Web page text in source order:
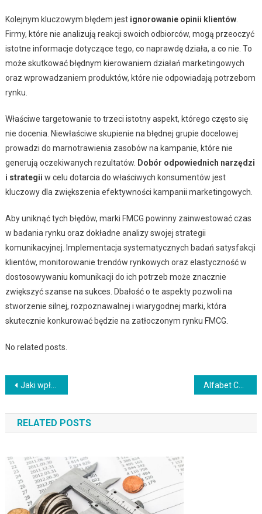
Kolejnym kluczowym błędem jest ignorowanie opinii klientów.
Firmy, które nie analizują reakcji swoich odbiorców, mogą przeoczyć
istotne informacje dotyczące tego, co naprawdę działa, a co nie. To
może skutkować błędnym kierowaniem działań marketingowych
oraz wprowadzaniem produktów, które nie odpowiadają potrzebom
rynku.
Właściwe targetowanie to trzeci istotny aspekt, którego często się
nie docenia. Niewłaściwe skupienie na błędnej grupie docelowej
prowadzi do marnotrawienia zasobów na kampanie, które nie
generują oczekiwanych rezultatów. Dobór odpowiednich narzędzi
i strategii w celu dotarcia do właściwych konsumentów jest
kluczowy dla zwiększenia efektywności kampanii marketingowych.
Aby uniknąć tych błędów, marki FMCG powinny zainwestować czas
w badania rynku oraz dokładne analizy swojej strategii
komunikacyjnej. Implementacja systematycznych badań satysfakcji
klientów, monitorowanie trendów rynkowych oraz elastyczność w
dostosowywaniu komunikacji do ich potrzeb może znacznie
zwiększyć szanse na sukces. Dbałość o te aspekty pozwoli na
stworzenie silnej, rozpoznawalnej i wiarygodnej marki, która
skutecznie konkurować będzie na zatłoczonym rynku FMCG.
No related posts.
Nawigacja
wpisu
Jaki wpływ ma technologia na przyszłość małych i średnich przedsiębiorstw? Alfabet Chiński: Poznaj tajniki i znaczenie chińskiego alfabetu
RELATED POSTS